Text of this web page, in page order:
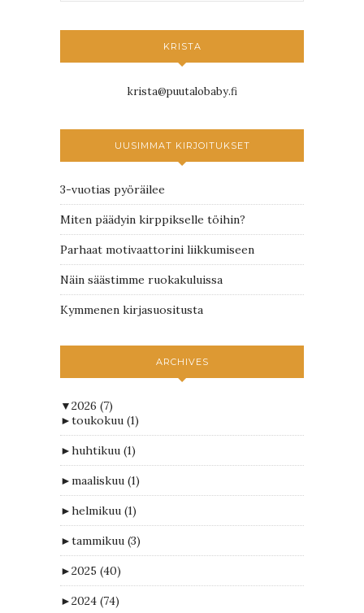
KRISTA
krista@puutalobaby.fi
UUSIMMAT KIRJOITUKSET
3-vuotias pyöräilee
Miten päädyin kirppikselle töihin?
Parhaat motivaattorini liikkumiseen
Näin säästimme ruokakuluissa
Kymmenen kirjasuositusta
ARCHIVES
▼2026 (7)
►toukokuu (1)
►huhtikuu (1)
►maaliskuu (1)
►helmikuu (1)
►tammikuu (3)
►2025 (40)
►2024 (74)